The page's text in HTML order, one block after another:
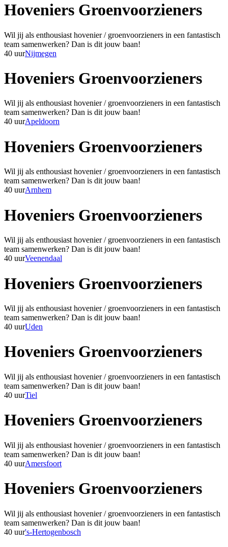
Hoveniers Groenvoorzieners
Wil jij als enthousiast hovenier / groenvoorzieners in een fantastisch
team samenwerken? Dan is dit jouw baan!
40 uurNijmegen
Hoveniers Groenvoorzieners
Wil jij als enthousiast hovenier / groenvoorzieners in een fantastisch
team samenwerken? Dan is dit jouw baan!
40 uurApeldoorn
Hoveniers Groenvoorzieners
Wil jij als enthousiast hovenier / groenvoorzieners in een fantastisch
team samenwerken? Dan is dit jouw baan!
40 uurArnhem
Hoveniers Groenvoorzieners
Wil jij als enthousiast hovenier / groenvoorzieners in een fantastisch
team samenwerken? Dan is dit jouw baan!
40 uurVeenendaal
Hoveniers Groenvoorzieners
Wil jij als enthousiast hovenier / groenvoorzieners in een fantastisch
team samenwerken? Dan is dit jouw baan!
40 uurUden
Hoveniers Groenvoorzieners
Wil jij als enthousiast hovenier / groenvoorzieners in een fantastisch
team samenwerken? Dan is dit jouw baan!
40 uurTiel
Hoveniers Groenvoorzieners
Wil jij als enthousiast hovenier / groenvoorzieners in een fantastisch
team samenwerken? Dan is dit jouw baan!
40 uurAmersfoort
Hoveniers Groenvoorzieners
Wil jij als enthousiast hovenier / groenvoorzieners in een fantastisch
team samenwerken? Dan is dit jouw baan!
40 uur's-Hertogenbosch